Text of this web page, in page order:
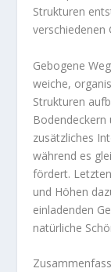
Strukturen
verschiedenen
Gebogene
weiche,
Strukturen
zusätzliches
während es
fördert.
und Höhen
einladenden
natürliche